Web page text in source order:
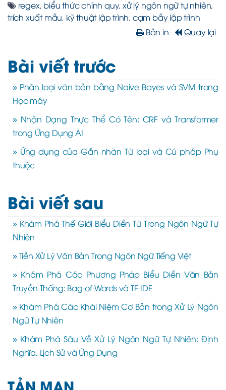
regex, biểu thức chính quy,xử lý ngôn ngữ tự nhiên,
trích xuất mẫu, kỹ thuật lập trình, cạm bẫy lập trình
Bản in
Quay lại
Bài viết trước
» Phân loại văn bản bằng Naive Bayes và SVM trong
Học máy
» Nhận Dạng Thực Thể Có Tên: CRF và Transformer
trong Ứng Dụng AI
» Ứng dụng của Gắn nhãn Từ loại và Cú pháp Phụ
thuộc
Bài viết sau
» Khám Phá Thế Giới Biểu Diễn Từ Trong Ngôn Ngữ Tự
Nhiên
» Tiền Xử Lý Văn Bản Trong Ngôn Ngữ Tiếng Việt
» Khám Phá Các Phương Pháp Biểu Diễn Văn Bản
Truyền Thống: Bag-of-Words và TF-IDF
» Khám Phá Các Khái Niệm Cơ Bản trong Xử Lý Ngôn
Ngữ Tự Nhiên
» Khám Phá Sâu Về Xử Lý Ngôn Ngữ Tự Nhiên: Định
Nghĩa, Lịch Sử và Ứng Dụng
TẢN MẠN